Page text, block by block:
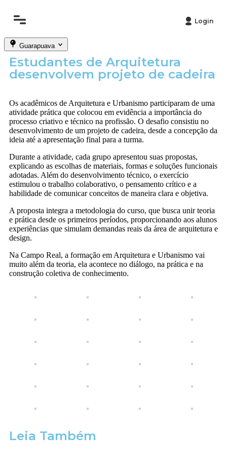
Login
Guarapuava
Estudantes de Arquitetura
desenvolvem projeto de cadeira
Os acadêmicos de Arquitetura e Urbanismo participaram de uma
atividade prática que colocou em evidência a importância do
processo criativo e técnico na profissão. O desafio consistiu no
desenvolvimento de um projeto de cadeira, desde a concepção da
ideia até a apresentação final para a turma.
Durante a atividade, cada grupo apresentou suas propostas,
explicando as escolhas de materiais, formas e soluções funcionais
adotadas. Além do desenvolvimento técnico, o exercício
estimulou o trabalho colaborativo, o pensamento crítico e a
habilidade de comunicar conceitos de maneira clara e objetiva.
A proposta integra a metodologia do curso, que busca unir teoria
e prática desde os primeiros períodos, proporcionando aos alunos
experiências que simulam demandas reais da área de arquitetura e
design.
Na Campo Real, a formação em Arquitetura e Urbanismo vai
muito além da teoria, ela acontece no diálogo, na prática e na
construção coletiva de conhecimento.
Leia Também